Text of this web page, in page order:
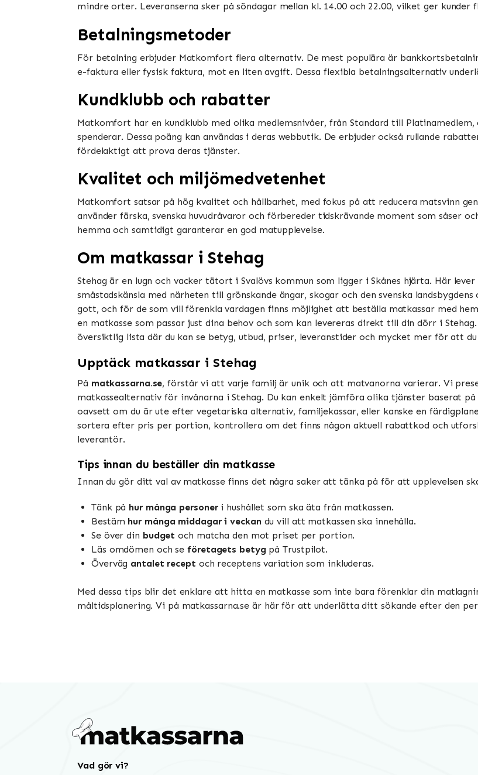
mindre orter. Leveranserna sker på söndagar mellan kl. 14.00 och 22.00, vilket ger
Betalningsmetoder
För betalning erbjuder Matkomfort flera alternativ. De mest populära är
e-faktura eller fysisk faktura, mot en liten avgift. Dessa flexibla betalningsalternativ
Kundklubb och rabatter
Matkomfort har en kundklubb med olika medlemsnivåer, från Standard till
spenderar. Dessa poäng kan användas i deras webbutik. De erbjuder också rullande
fördelaktigt att prova deras tjänster​​.
Kvalitet och miljömedvetenhet
Matkomfort satsar på hög kvalitet och hållbarhet, med fokus på att reducera matsvinn
använder färska, svenska huvudråvaror och förbereder tidskrävande moment som såser
hemma och samtidigt garanterar en god matupplevelse​​​​.
Om matkassar i Stehag
Stehag är en lugn och vacker tätort i Svalövs kommun som ligger i Skånes hjärta. Här
småstadskänsla med närheten till grönskande ängar, skogar och den svenska
gott, och för de som vill förenkla vardagen finns möjlighet att beställa matkassar med
en matkasse som passar just dina behov och som kan levereras direkt till din dörr i
översiktlig lista där du kan se betyg, utbud, priser, leveranstider och mycket mer för att
Upptäck matkassar i Stehag
På matkassarna.se, förstår vi att varje familj är unik och att matvanorna varierar. Vi
matkassealternativ för invånarna i Stehag. Du kan enkelt jämföra olika tjänster baserat på
oavsett om du är ute efter vegetariska alternativ, familjekassar, eller kanske en
sortera efter pris per portion, kontrollera om det finns någon aktuell rabattkod och
leverantör.
Tips innan du beställer din matkasse
Innan du gör ditt val av matkasse finns det några saker att tänka på för att upplevelsen
Tänk på hur många personeri hushållet som ska äta från matkassen.
Bestäm hur många middagar i veckandu vill att matkassen ska innehålla.
Se över din budget och matcha den mot priset per portion.
Läs omdömen och seföretagets betygpå Trustpilot.
Överväg antalet recept och receptens variation som inkluderas.
Med dessa tips blir det enklare att hitta en matkasse som inte bara förenklar din
måltidsplanering. Vi på matkassarna.se är här för att underlätta ditt sökande efter den
Vad gör vi?